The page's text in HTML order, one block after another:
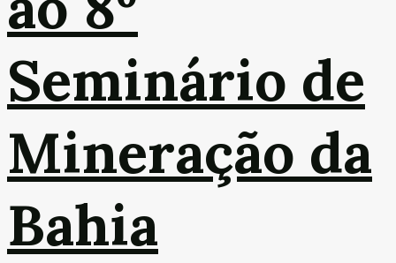
Seminário de
Mineração da
Bahia